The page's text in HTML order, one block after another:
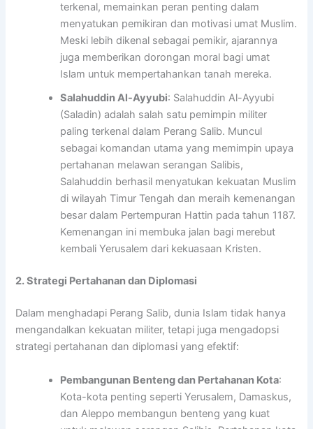
terkenal, memainkan peran penting dalam
menyatukan pemikiran dan motivasi umat Muslim.
Meski lebih dikenal sebagai pemikir, ajarannya
juga memberikan dorongan moral bagi umat
Islam untuk mempertahankan tanah mereka.
Salahuddin Al-Ayyubi: Salahuddin Al-Ayyubi
(Saladin) adalah salah satu pemimpin militer
paling terkenal dalam Perang Salib. Muncul
sebagai komandan utama yang memimpin upaya
pertahanan melawan serangan Salibis,
Salahuddin berhasil menyatukan kekuatan Muslim
di wilayah Timur Tengah dan meraih kemenangan
besar dalam Pertempuran Hattin pada tahun 1187.
Kemenangan ini membuka jalan bagi merebut
kembali Yerusalem dari kekuasaan Kristen.
2. Strategi Pertahanan dan Diplomasi
Dalam menghadapi Perang Salib, dunia Islam tidak hanya
mengandalkan kekuatan militer, tetapi juga mengadopsi
strategi pertahanan dan diplomasi yang efektif:
Pembangunan Benteng dan Pertahanan Kota:
Kota-kota penting seperti Yerusalem, Damaskus,
dan Aleppo membangun benteng yang kuat